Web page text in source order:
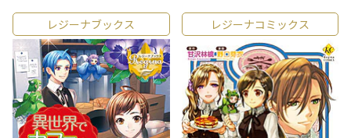
レジーナブックス レジーナコミックス